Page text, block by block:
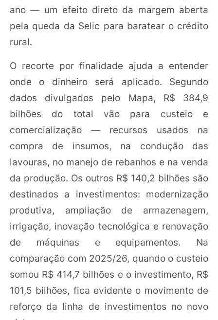
ano — um efeito direto da margem aberta
pela queda da Selic para baratear o crédito
rural.
O recorte por finalidade ajuda a entender
onde o dinheiro será aplicado. Segundo
dados divulgados pelo Mapa, R$ 384,9
bilhões do total vão para custeio e
comercialização — recursos usados na
compra de insumos, na condução das
lavouras, no manejo de rebanhos e na venda
da produção. Os outros R$ 140,2 bilhões são
destinados a investimentos: modernização
produtiva, ampliação de armazenagem,
irrigação, inovação tecnológica e renovação
de máquinas e equipamentos. Na
comparação com 2025/26, quando o custeio
somou R$ 414,7 bilhões e o investimento, R$
101,5 bilhões, fica evidente o movimento de
reforço da linha de investimentos no novo